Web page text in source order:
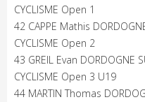
CYCLISME Open 1
42 CAPPE Mathis
CYCLISME Open 2
43 GREIL Evan DORDOGNE
CYCLISME Open 3 U19
44 MARTIN Thomas